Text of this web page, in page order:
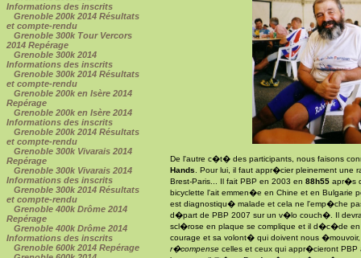
Informations des inscrits
Grenoble 200k 2014 Résultats
et compte-rendu
Grenoble 300k Tour Vercors
2014 Repérage
Grenoble 300k 2014
Informations des inscrits
Grenoble 300k 2014 Résultats
et compte-rendu
Grenoble 200k en Isère 2014
Repérage
Grenoble 200k en Isère 2014
Informations des inscrits
Grenoble 200k 2014 Résultats
et compte-rendu
Grenoble 300k Vivarais 2014
Repérage
Grenoble 300k Vivarais 2014
Informations des inscrits
Grenoble 300k 2014 Résultats
et compte-rendu
Grenoble 400k Drôme 2014
Repérage
Grenoble 400k Drôme 2014
Informations des inscrits
Grenoble 600k 2014 Repérage
De l'autre c�t� des participants, nous faisons
Hands
. Pour lui, il faut appr�cier pleinement une
Brest-Paris... Il fait PBP en 2003 en88h55 apr�s
bicyclette l'ait emmen�e en Chine et en Bulgarie
est diagnostiqu� malade et cela ne l'emp�che
d�part de PBP 2007 sur un v�lo couch�. Il
scl�rose en plaque se complique et il d�c�de
courage et sa volont� qui doivent nous
r�compense celles et ceux qui appr�cieront PBP